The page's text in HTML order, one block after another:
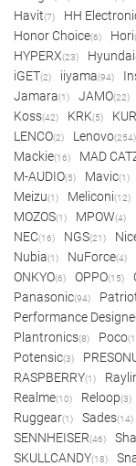
Havit(7) HH
Honor Choice(6) Hori
HYPERX(23) Hyundai
iGET(2) iiyama(94)
Jamara(1) JAMO(22)
Koss(42) KRK(5)
LENCO(2) Lenovo(254)
Mackie(16) MAD
M-AUDIO(5) Mavic(1)
Meizu(1) Meliconi(12)
MOZOS(1) MPOW(4)
NEC(16) NGS(21)
Nubia(1) NuForce(4)
ONKYO(6) OPPO(15)
Panasonic(94)
Performance
Plantronics(8) Poco
Potensic(3)
RASPBERRY(1)
Realme(10) Reloop(3)
Ruggear(1) Sades(14)
SENNHEISER(46)
SKULLCANDY(18)